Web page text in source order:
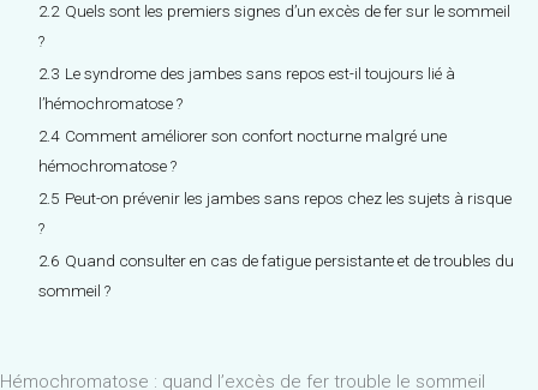
2.2 Quels sont les premiers signes d’un excès de fer sur le sommeil
?
2.3 Le syndrome des jambes sans repos est-il toujours lié à
l’hémochromatose ?
2.4 Comment améliorer son confort nocturne malgré une
hémochromatose ?
2.5 Peut-on prévenir les jambes sans repos chez les sujets à risque
?
2.6 Quand consulter en cas de fatigue persistante et de troubles du
sommeil ?
Hémochromatose : quand l’excès de fer trouble le sommeil